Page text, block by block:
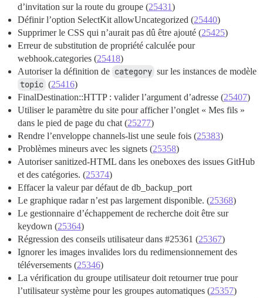
d’invitation sur la route du groupe (25431)
Définir l’option SelectKit allowUncategorized (25440)
Supprimer le CSS qui n’aurait pas dû être ajouté (25425)
Erreur de substitution de propriété calculée pour
webhook.categories (25418)
Autoriser la définition de category sur les instances de modèle
topic (25416)
FinalDestination::HTTP : valider l’argument d’adresse (25407)
Utiliser le paramètre du site pour afficher l’onglet « Mes fils »
dans le pied de page du chat (25277)
Rendre l’enveloppe channels-list une seule fois (25383)
Problèmes mineurs avec les signets (25358)
Autoriser sanitized-HTML dans les oneboxes des issues GitHub
et des catégories. (25374)
Effacer la valeur par défaut de db_backup_port
Le graphique radar n’est pas largement disponible. (25368)
Le gestionnaire d’échappement de recherche doit être sur
keydown (25364)
Régression des conseils utilisateur dans #25361 (25367)
Ignorer les images invalides lors du redimensionnement des
téléversements (25346)
La vérification du groupe utilisateur doit retourner true pour
l’utilisateur système pour les groupes automatiques (25357)